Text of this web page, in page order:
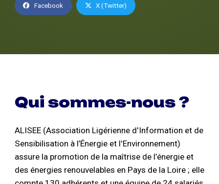
Facebook X (Twitter)
Qui sommes-nous ?
ALISEE (Association Ligérienne d'Information et de
Sensibilisation à l’Énergie et l'Environnement)
assure la promotion de la maîtrise de l’énergie et
des énergies renouvelables en Pays de la Loire ; elle